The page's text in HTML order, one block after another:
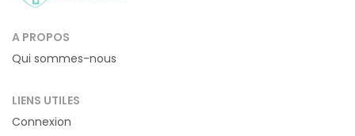
A PROPOS
Qui sommes-nous
LIENS UTILES
Connexion